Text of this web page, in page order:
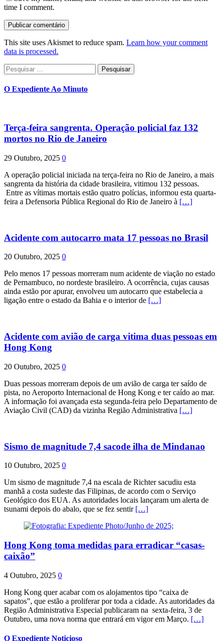
time I comment.
This site uses Akismet to reduce spam. Learn how your comment
data is processed.
Pesquisar
por:
O Expediente Ao Minuto
Terça-feira sangrenta. Operação policial faz 132
mortos no Rio de Janeiro
29 Outubro, 2025 0
A operação policial iniciada na terça-feira no Rio de Janeiro, a mais
sangrenta da história da cidade brasileira, vitimou 132 pessoas.
Entre as vítimas mortais estão quatro polícias, informou esta quarta-
feira a Defensoria Pública Regional do Rio de Janeiro à […]
Acidente com autocarro mata 17 pessoas no Brasil
20 Outubro, 2025 0
Pelo menos 17 pessoas morreram num acidente de viação no estado
de Pernambuco, no nordeste brasileiro. A ocorrência, cujas causas
ainda estão por apurar, envolveu um autocarro que estabelecia a
ligação entre o estado da Bahia e o interior de […]
Acidente com avião de carga vitima duas pessoas em
Hong Kong
20 Outubro, 2025 0
Duas pessoas morreram depois de um avião de carga ter saído de
pista, no Aeroporto Internacional de Hong Kong e ter caído ao mar.
A informação foi avançada esta segunda-feira pelo Departamento de
Aviação Civil (CAD) da vizinha Região Administrativa […]
Sismo de magnitude 7,4 sacode ilha de Mindanao
10 Outubro, 2025 0
Um sismo de magnitude 7,4 na escala de Richter sacudiu esta
manhã a costa sudeste das Filipinas, de acordo com o Serviço
Geológico dos EUA. As autoridades locais lançaram um alerta de
tsunami depois do abalo, que se fez sentir […]
Hong Kong toma medidas para erradicar “casas-
caixão”
4 Outubro, 2025 0
Hong Kong quer acabar com os alojamentos tipo “caixa de
sapatos”, que estão a proliferar por toda a cidade. As autoridades da
Região Administrativa Especial publicaram na sexta-feira, 3 de
Outubro, uma nova norma que entrará em vigor em Março. […]
O Expediente Noticioso